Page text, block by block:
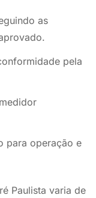
as
pela
para operação e
Paulista varia de